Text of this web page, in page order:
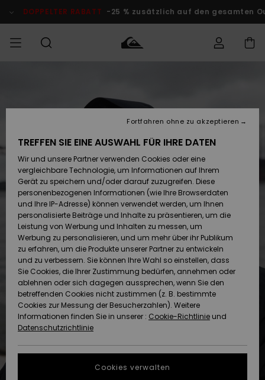
ProduktinformationRABATT -25 % zusätzlich auf den gesamten Outlet-
Accessoires
Schuhe&
Flip-Flops
Surf
Snow
Brandneu
Highlights
Accessoires
Schuhe&
Flip-Flops
Surf
Snow
Brandneu
Highlights
FRAUEN
Brandneu
Highlights
Snow
SURF
Kinder
Highlights
Community
SNOW
Snow Shop
Kinder
Snow Shop
Damen
Highlights
Community
DOPPELTER
RABATT
KINDER
Outlet
Frauen
HILFE & KONTAKT
zugreifen
Retouren
Bezahlung
Geschenkkarte
Quiksilver
Freedom
Datenschutz
Starten Sie eine
NACHHALTIGKEIT
SHOPS
TREFFEN SIE EINE AUSWAHL FÜR IHRE DATEN
Wir und unsere Partner verwenden Cookies oder eine
vergleichbare Technologie, um Informationen auf Ihrem
Gerät zu speichern und/oder darauf zuzugreifen. Diese
personenbezogenen Informationen (wie Ihre Browserdaten
und Ihre IP-Adresse) können verwendet werden, um Ihnen
personalisierte Beiträge und Inhalte zu präsentieren, um die
Leistung von Werbung und Inhalten zu messen, um
Werbung zu personalisieren, und um mehr über ihr Publikum
zu erfahren, um die Produkte unserer Partner zu entwickeln
und zu verbessern. Sie können Ihre Wahl so einstellen, dass
Sie Cookies, die Ihrer Zustimmung bedürfen, annehmen oder
ablehnen oder sich dagegen aussprechen, wenn Sie den
betreffenden Cookies nicht zustimmen (z. B. bestimmte
Cookies zur Messung der Besucherzahlen). Weitere
Informationen finden Sie in unserer : Cookie-Richtlinie und
Datenschutzrichtlinie
Cookies verwalten
Fortfahren ohne zu akzeptieren